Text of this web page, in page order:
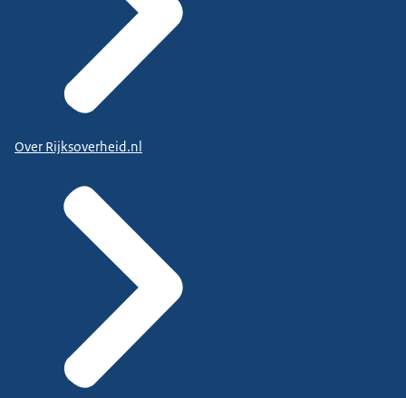
Over Rijksoverheid.nl